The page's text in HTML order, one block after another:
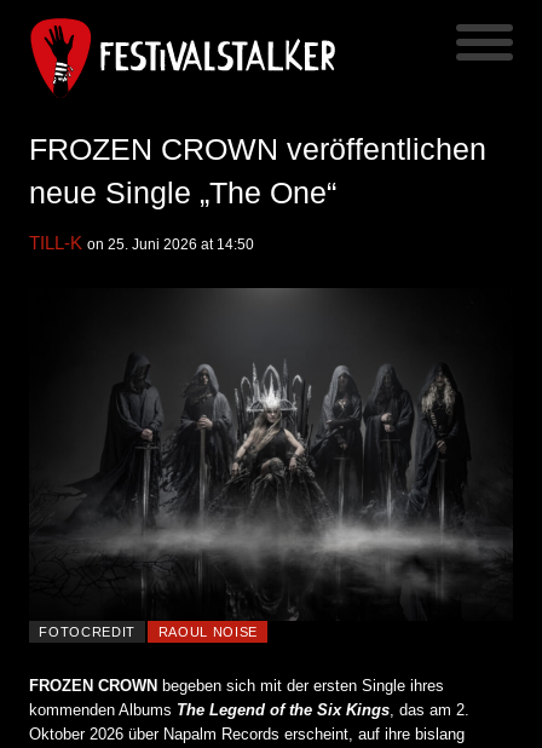
FROZEN CROWN veröffentlichen
neue Single „The One“
TILL-K on 25. Juni 2026 at 14:50
FOTOCREDIT RAOUL NOISE
FROZEN CROWN begeben sich mit der ersten Single ihres
kommenden Albums The Legend of the Six Kings, das am 2.
Oktober 2026 über Napalm Records erscheint, auf ihre bislang